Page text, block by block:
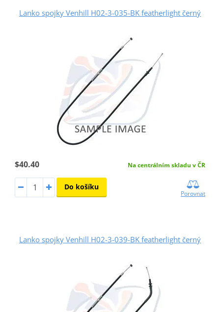
Lanko spojky Venhill H02-3-035-BK featherlight černý
$40.40 Na centrálním skladu v ČR
Do košíku
Porovnat
Lanko spojky Venhill H02-3-039-BK featherlight černý